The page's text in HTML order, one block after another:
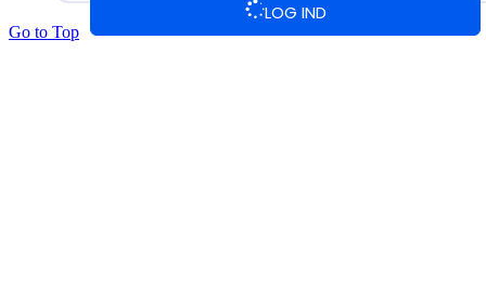
LOG IND
Go to Top